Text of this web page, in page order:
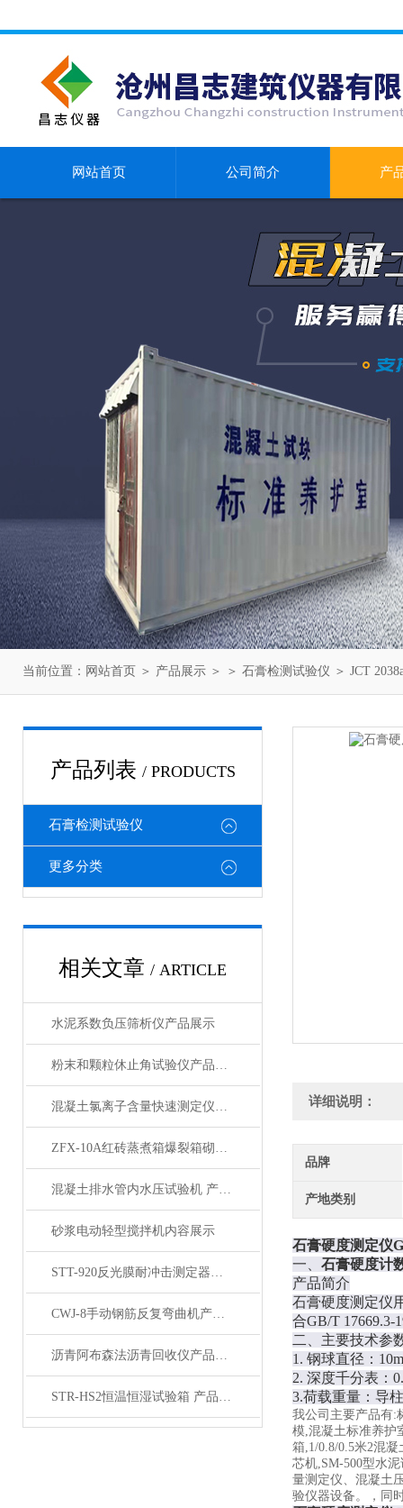
网站首页 公司简介 产
当前位置： 网站首页 ＞ 产品展示 ＞ ＞ 石膏检测试验仪 ＞ JCT
产品列表 / PRODUCTS
石膏检测试验仪
更多分类
相关文章 / ARTICLE
水泥系数负压筛析仪产品展示
粉末和颗粒休止角试验仪产品展示
混凝土氯离子含量快速测定仪产品展示
ZFX-10A红砖蒸煮箱爆裂箱砌墙砖瓦石灰产品展示
混凝土排水管内水压试验机 产品展示
砂浆电动轻型搅拌机内容展示
STT-920反光膜耐冲击测定器产品展示
CWJ-8手动钢筋反复弯曲机产品展示
沥青阿布森法沥青回收仪产品展示
STR-HS2恒温恒湿试验箱 产品展示
详细说明：
品牌
产地类别
石膏硬度测定仪
一、 石膏硬度计
产品简介
石膏硬度测定仪
合GB/T 17669.3-
二、 主要技术参
1. 钢球直径：
2. 深度千分表：
3.荷载重量：导
我公司主要产品有:
模,混凝土标准养护
箱,1/0.8/0.5米2混
芯机,SM-500型水
量测定仪、混凝土
验仪器设备。，同